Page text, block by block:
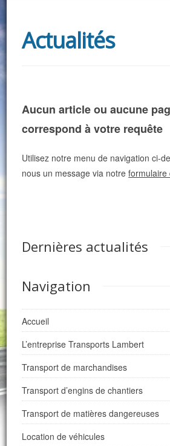
Actualités
Aucun article ou aucune
correspond à votre requête
Utilisez notre menu de navigation ci-
nous un message via notreformulaire
Dernières actualités
Navigation
Accueil
L’entreprise Transports Lambert
Transport de marchandises
Transport d’engins de chantiers
Transport de matières dangereuses
Location de véhicules